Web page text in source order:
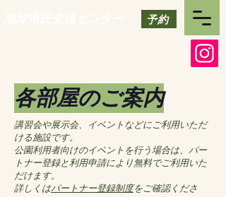
予約
各部屋のご案内
講習会や展示会、イベントなどにご利用いただ
ける施設です。
公園利用者向けのイベントを行う場合は、パー
トナー登録と利用申請により無料でご利用いた
だけます。
詳しくはパートナー登録制度をご確認くださ